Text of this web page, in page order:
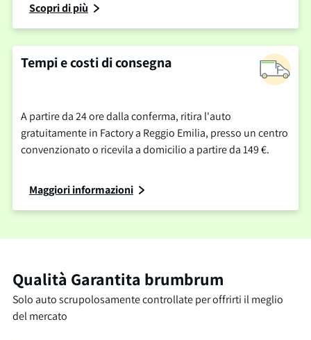
Scopri di più
Tempi e costi di consegna
A partire da 24 ore dalla conferma, ritira l'auto
gratuitamente in Factory a Reggio Emilia, presso un centro
convenzionato o ricevila a domicilio a partire da 149 €.
Maggiori informazioni
Qualità Garantita brumbrum
Solo auto scrupolosamente controllate per offrirti il meglio
del mercato